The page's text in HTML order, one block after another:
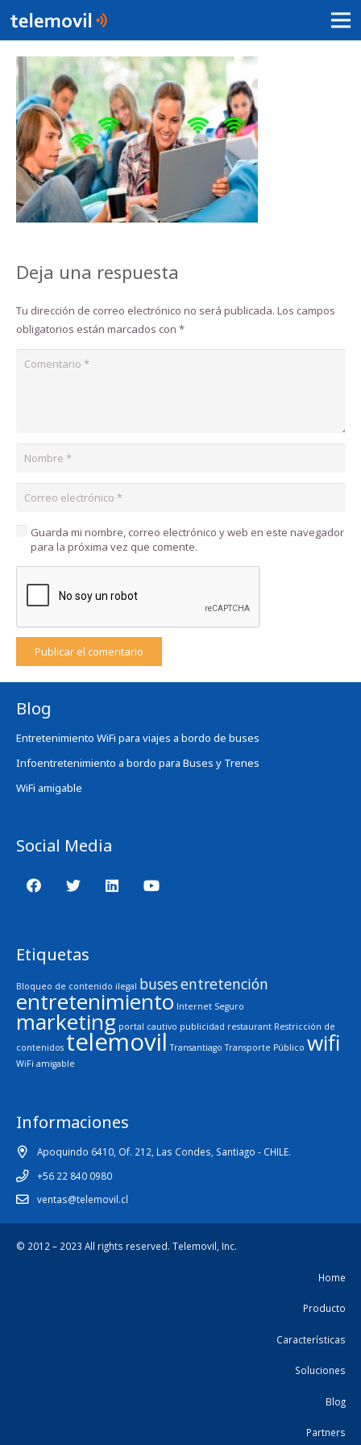
Deja una respuesta
Tu dirección de correo electrónico no será publicada. Los campos
obligatorios están marcados con *
Guarda mi nombre, correo electrónico y web en este navegador
para la próxima vez que comente.
Publicar el comentario
Blog
Entretenimiento WiFi para viajes a bordo de buses
Infoentretenimiento a bordo para Buses y Trenes
WiFi amigable
Social Media
Etiquetas
Bloqueo de contenido ilegal busesentretención
entretenimiento Internet Seguro
marketing portal cautivo publicidad restaurant Restricción de
contenidos telemovil Transantiago Transporte Público wifi
WiFi amigable
Informaciones
Apoquindo 6410, Of. 212, Las Condes, Santiago - CHILE.
+56 22 840 0980
ventas@telemovil.cl
© 2012 – 2023 All rights reserved. Telemovil, Inc.
Home
Producto
Características
Soluciones
Blog
Partners